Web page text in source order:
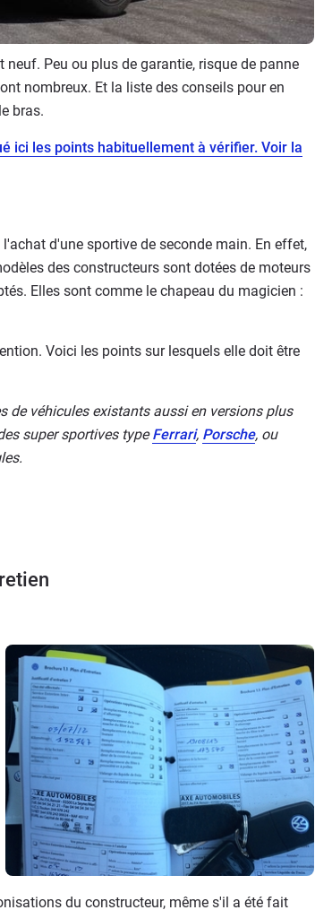
Peu ou plus de garantie, risque de panne
nombreux. Et la liste des conseils pour en
bras.
ici les points habituellement à vérifier. Voir la
d'une sportive de seconde main. En effet,
des constructeurs sont dotées de moteurs
Elles sont comme le chapeau du magicien :
Voici les points sur lesquels elle doit être
de véhicules existants aussi en versions plus
super sportives typeFerrari, Porsche, ou
du constructeur, même s'il a été fait